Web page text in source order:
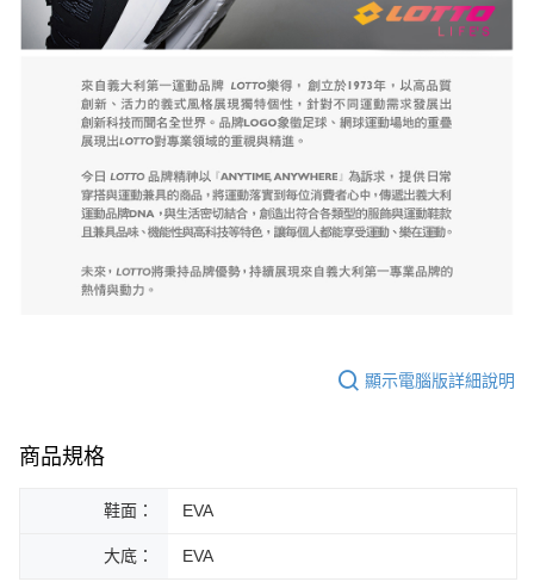
顯示電腦版詳細說明
商品規格
鞋面： EVA
大底： EVA